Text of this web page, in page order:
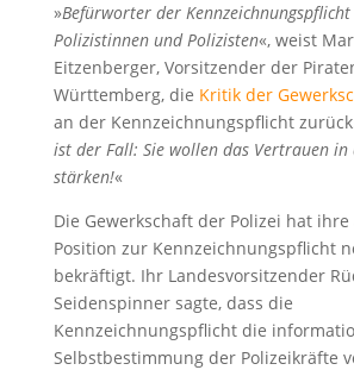
»Befürworter der
Polizistinnen und Polizisten«, weist
Eitzenberger, Vorsitzender der
Württemberg, die Kritik der
an der Kennzeichnungspflicht
ist der Fall: Sie wollen das Vertrauen in
stärken!«
Die Gewerkschaft der Polizei hat
Position zur Kennzeichnungspflicht
bekräftigt. Ihr Landesvorsitzender
Seidenspinner sagte, dass die
Kennzeichnungspflicht die
Selbstbestimmung der Polizeikräfte